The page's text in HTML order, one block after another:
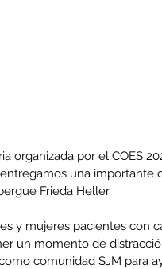
por el COES
una importante
Frieda Heller.
y mujeres pacientes con
un momento de
comunidad SJM para